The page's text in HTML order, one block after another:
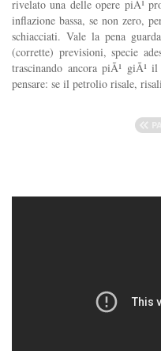
rivelato una delle opere piÃ¹
inflazione bassa, se non zero,
schiacciati. Vale la pena
(corrette) previsioni, specie
trascinando ancora piÃ¹ giÃ¹
pensare: se il petrolio risale,